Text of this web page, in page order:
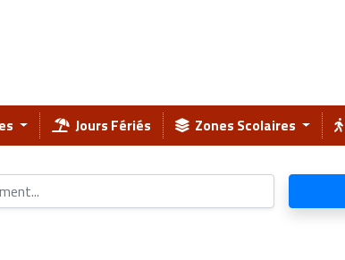
Jours Fériés Zones Scolaires